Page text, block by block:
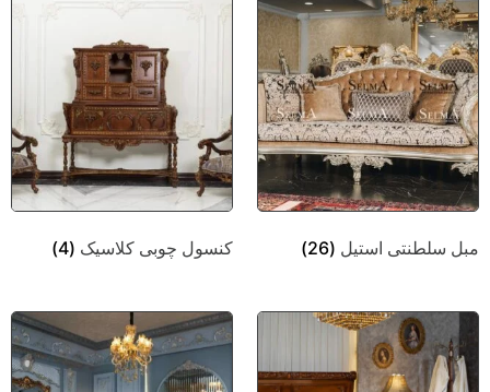
مبل سلطنتی استیل (26) کنسول چوبی کلاسیک (4)